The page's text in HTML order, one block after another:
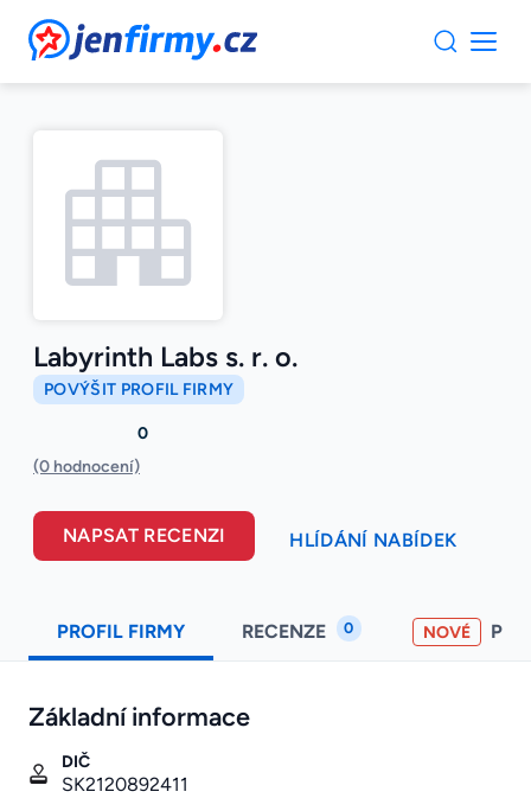
JenFirmy.cz
Labyrinth Labs s. r. o.
POVÝŠIT PROFIL FIRMY
0
(0 hodnocení)
NAPSAT RECENZI HLÍDÁNÍ NABÍDEK
PROFIL FIRMY RECENZE 0 NOVÉ
Základní informace
DIČ
SK2120892411